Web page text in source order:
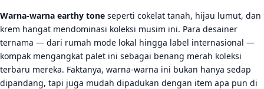
Warna-warna earthy tone seperti cokelat tanah, hijau lumut, dan
krem hangat mendominasi koleksi musim ini. Para desainer
ternama — dari rumah mode lokal hingga label internasional —
kompak mengangkat palet ini sebagai benang merah koleksi
terbaru mereka. Faktanya, warna-warna ini bukan hanya sedap
dipandang, tapi juga mudah dipadukan dengan item apa pun di